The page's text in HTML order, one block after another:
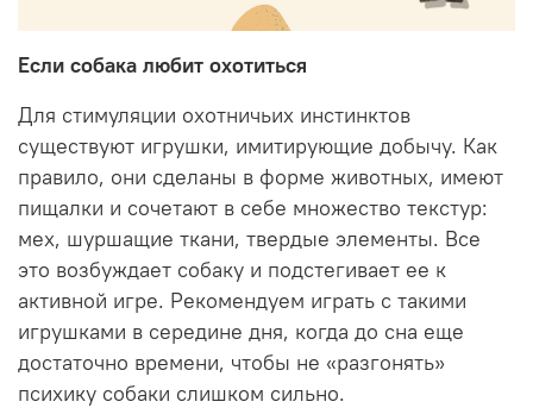
Если собака любит охотиться
Для стимуляции охотничьих инстинктов
существуют игрушки, имитирующие добычу. Как
правило, они сделаны в форме животных, имеют
пищалки и сочетают в себе множество текстур:
мех, шуршащие ткани, твердые элементы. Все
это возбуждает собаку и подстегивает ее к
активной игре. Рекомендуем играть с такими
игрушками в середине дня, когда до сна еще
достаточно времени, чтобы не «разгонять»
психику собаки слишком сильно.